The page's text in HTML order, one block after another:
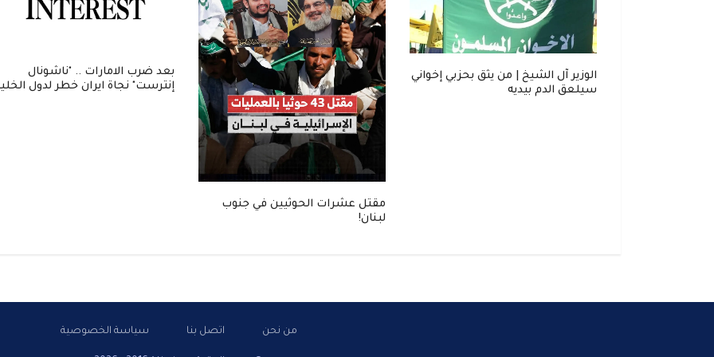
الوزير آل الشيخ | من يثق بحزبي إخواني
سيلعق الدم بيديه
مقتل عشرات الحوثيين في جنوب
لبنان!
بعد ضرب الامارات .. "ناشونال
إنترست" نجاة ايران خطر لدول
من نحن اتصل بنا سياسة الخصوصية